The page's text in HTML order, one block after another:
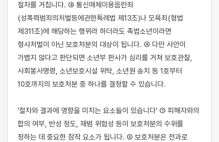
절차를 거칩니다. ③ 통신매체이용음란죄
(성폭력범죄의처벌등에관한특례법 제13조)나 모욕죄(형법
제311조)에 해당하는 행위라 하더라도 촉법소년이라면
형사처벌이 아닌 보호처분의 대상이 됩니다. ④ 다만 사안이
가볍지 않다고 판단되면 소년부 판사가 심리를 거쳐 보호관찰,
사회봉사명령, 소년보호시설 위탁, 소년원 송치 등 1호부터
10호까지의 보호처분 중 하나를 결정할 수 있습니다.
'절차와 결과에 영향을 미치는 요소들이 있습니다' ① 피해자와의
합의 여부, 반성 정도, 재범 위험성 등이 보호처분의 수위를
정하는 데 중요한 참작 요소가 됩니다. ② 보호처분은 전과로